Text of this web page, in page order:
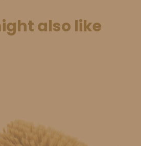
also like